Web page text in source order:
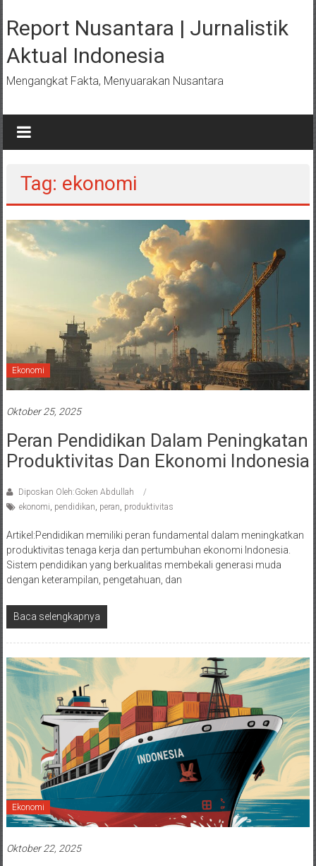
ke
konten
Report Nusantara | Jurnalistik
Aktual Indonesia
Mengangkat Fakta, Menyuarakan Nusantara
Tag: ekonomi
Ekonomi
Oktober 25, 2025
Peran Pendidikan Dalam Peningkatan
Produktivitas Dan Ekonomi Indonesia
Diposkan Oleh:Goken Abdullah
ekonomi pendidikan peran produktivitas
Artikel:Pendidikan memiliki peran fundamental dalam meningkatkan
produktivitas tenaga kerja dan pertumbuhan ekonomi Indonesia.
Sistem pendidikan yang berkualitas membekali generasi muda
dengan keterampilan, pengetahuan, dan
Baca selengkapnya
Ekonomi
Oktober 22, 2025